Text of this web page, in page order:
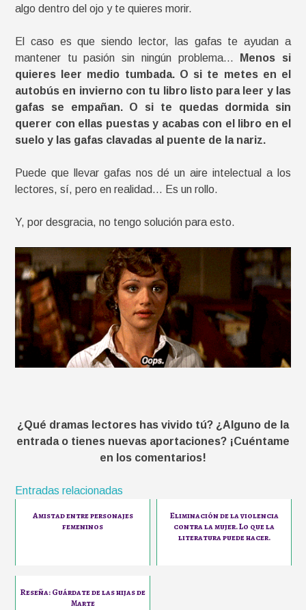
algo dentro del ojo y te quieres morir.
El caso es que siendo lector, las gafas te ayudan a
mantener tu pasión sin ningún problema…
Menos si
quieres leer medio tumbada. O si te metes en el
autobús en invierno con tu libro listo para leer y las
gafas se empañan. O si te quedas dormida sin
querer con ellas puestas y acabas con el libro en el
suelo y las gafas clavadas al puente de la nariz.
Puede que llevar gafas nos dé un aire intelectual a los
lectores, sí, pero en realidad… Es un rollo.
Y, por desgracia, no tengo solución para esto.
¿Qué dramas lectores has vivido tú? ¿Alguno de la
entrada o tienes nuevas aportaciones? ¡Cuéntame
en los comentarios!
Entradas relacionadas
Amistad entre personajes
femeninos
Eliminación de la violencia
contra la mujer. Lo que la
literatura puede hacer.
Reseña: Guárdate de las hijas de
Marte